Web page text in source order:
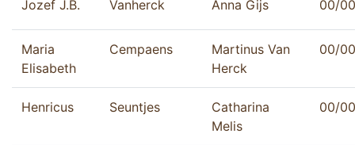
Jozef J.B. Vanherck Anna Gijs 00/
Maria
Elisabeth
Cempaens
Martinus Van
Herck
00/
Henricus Seuntjes
Catharina
Melis
00/